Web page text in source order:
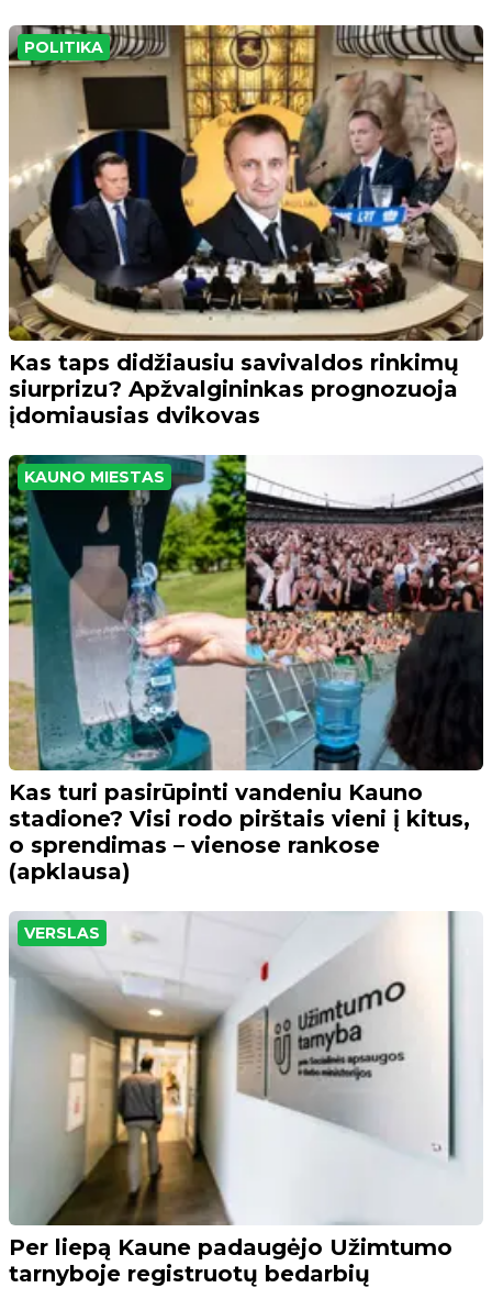
POLITIKA
Kas taps didžiausiu savivaldos rinkimų
siurprizu? Apžvalgininkas prognozuoja
įdomiausias dvikovas
KAUNO MIESTAS
Kas turi pasirūpinti vandeniu Kauno
stadione? Visi rodo pirštais vieni į kitus,
o sprendimas – vienose rankose
(apklausa)
VERSLAS
Per liepą Kaune padaugėjo Užimtumo
tarnyboje registruotų bedarbių